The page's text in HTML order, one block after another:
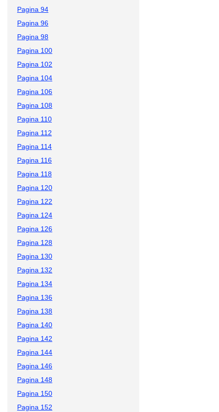
Pagina 94
Pagina 96
Pagina 98
Pagina 100
Pagina 102
Pagina 104
Pagina 106
Pagina 108
Pagina 110
Pagina 112
Pagina 114
Pagina 116
Pagina 118
Pagina 120
Pagina 122
Pagina 124
Pagina 126
Pagina 128
Pagina 130
Pagina 132
Pagina 134
Pagina 136
Pagina 138
Pagina 140
Pagina 142
Pagina 144
Pagina 146
Pagina 148
Pagina 150
Pagina 152